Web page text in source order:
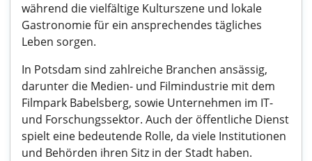
während die vielfältige Kulturszene und lokale
Gastronomie für ein ansprechendes tägliches
Leben sorgen.
In Potsdam sind zahlreiche Branchen ansässig,
darunter die Medien- und Filmindustrie mit dem
Filmpark Babelsberg, sowie Unternehmen im IT-
und Forschungssektor. Auch der öffentliche Dienst
spielt eine bedeutende Rolle, da viele Institutionen
und Behörden ihren Sitz in der Stadt haben.